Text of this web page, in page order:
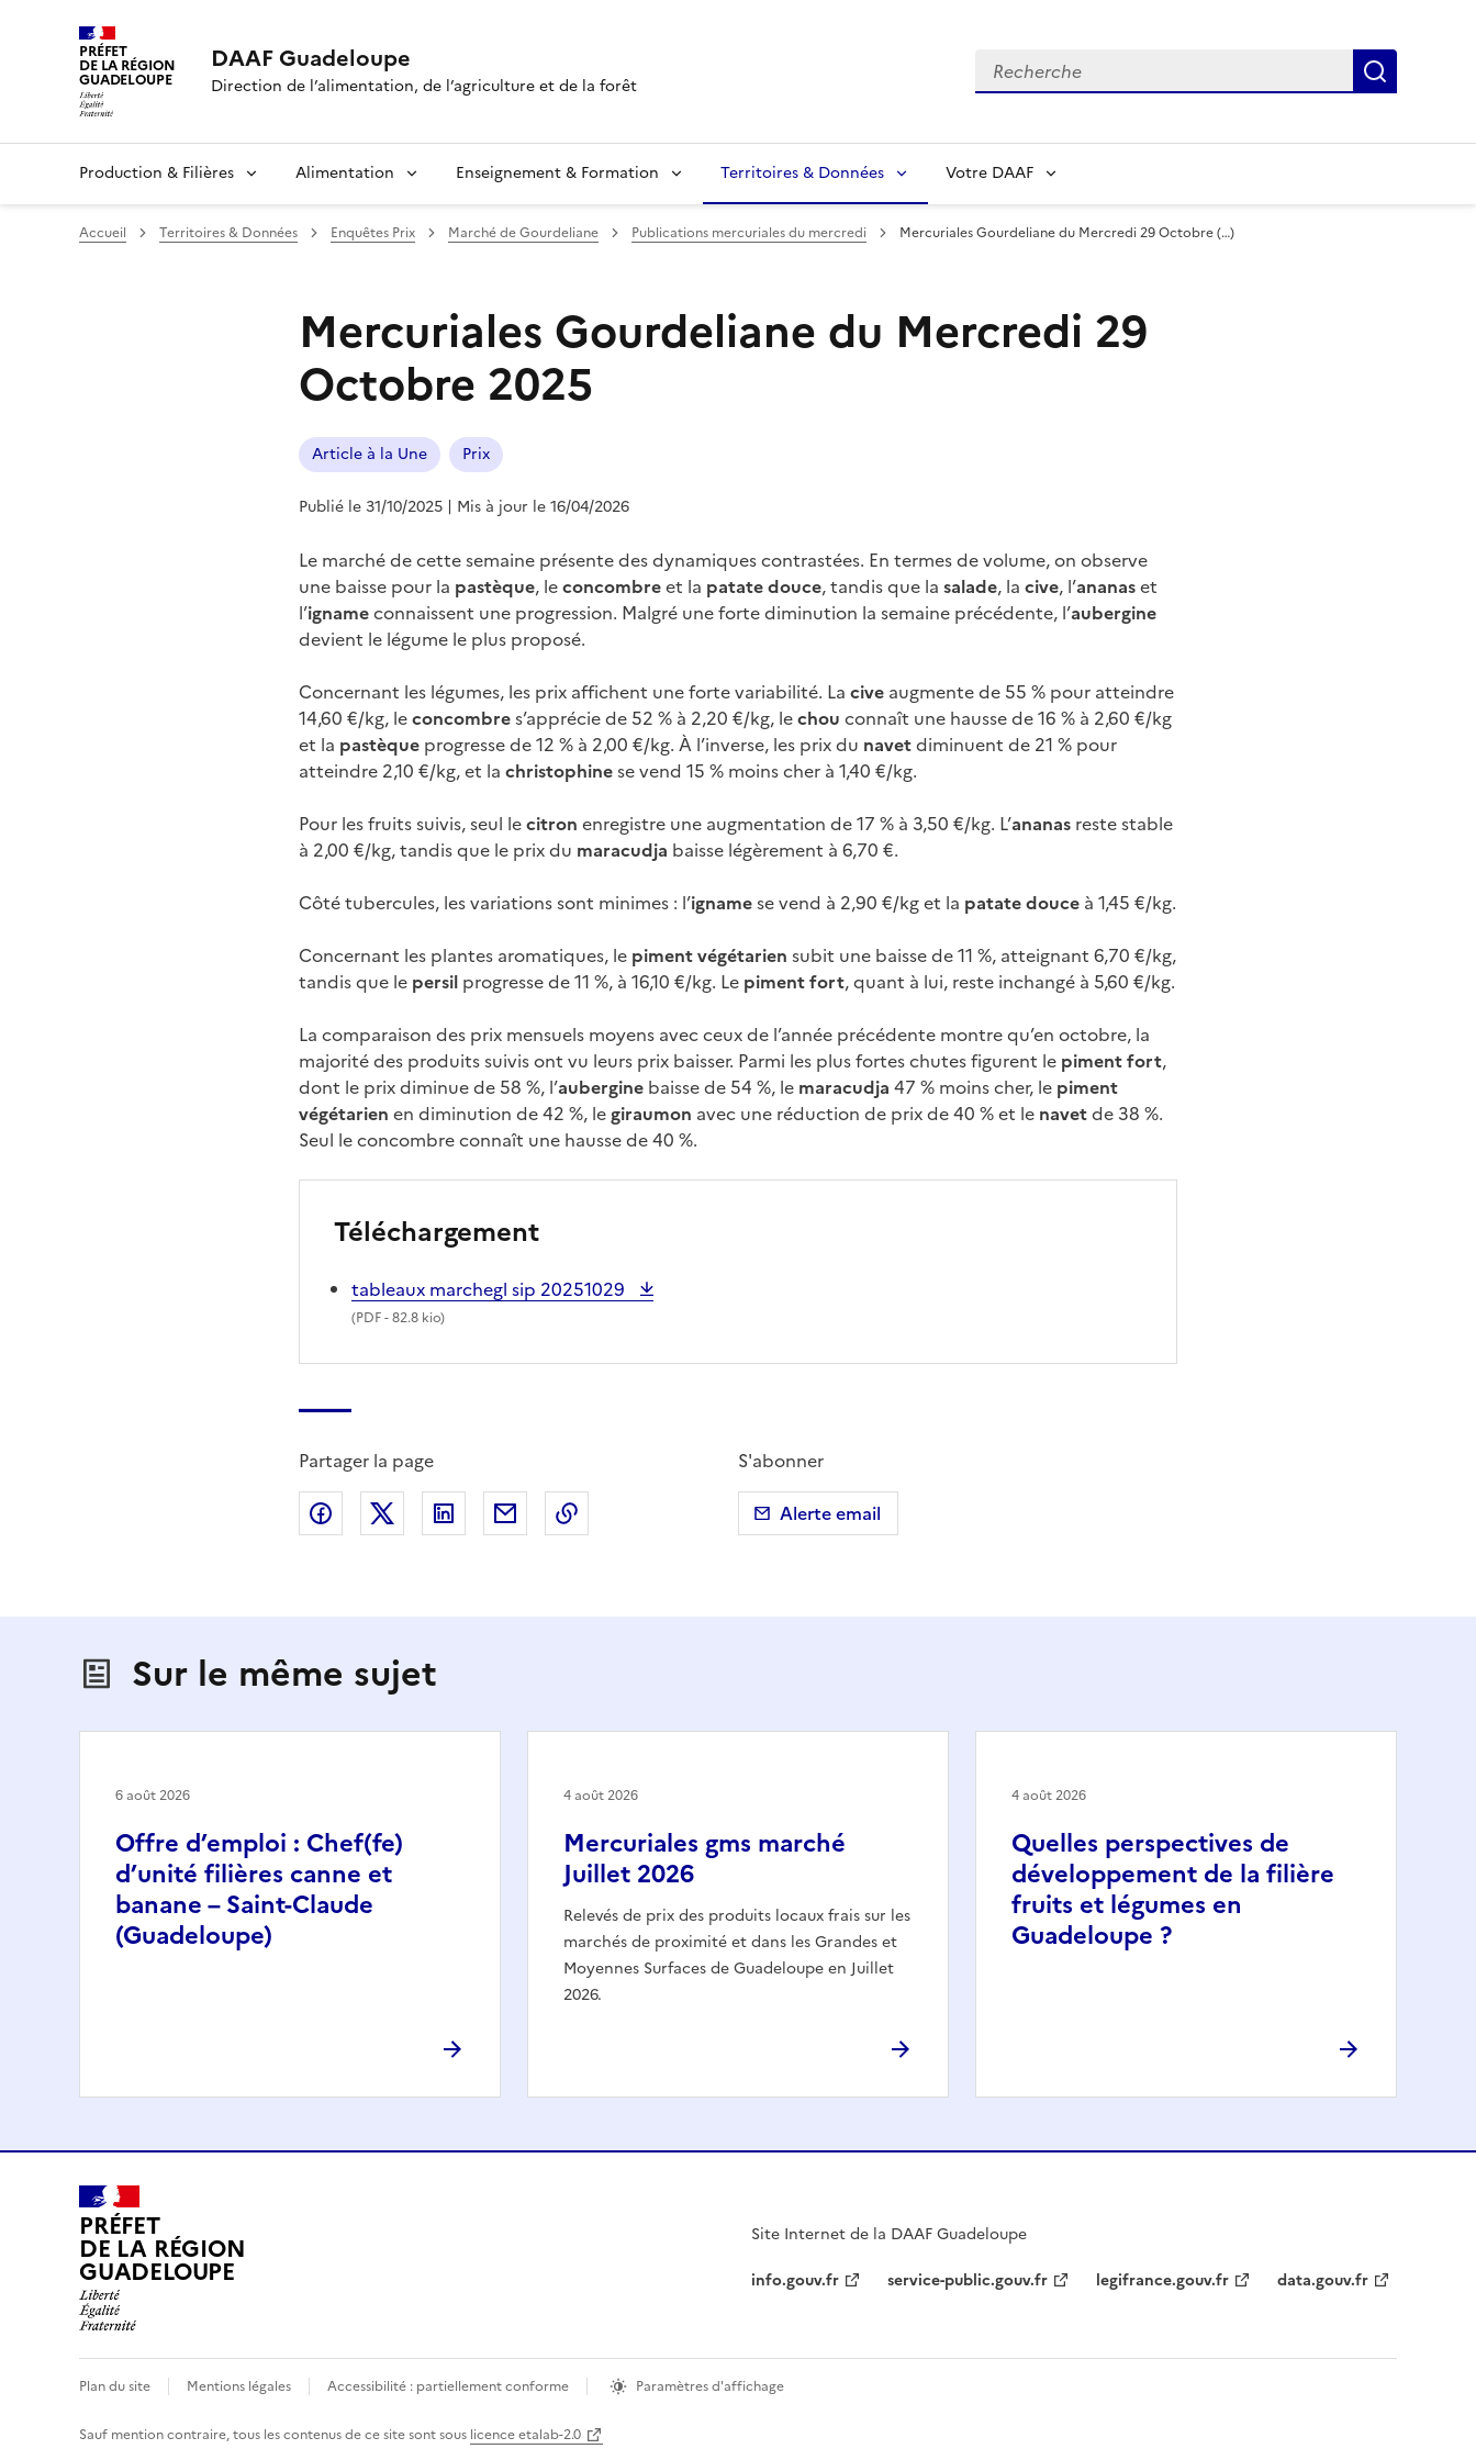
PRÉFET
DE LA RÉGION
GUADELOUPE
DAAF Guadeloupe
Direction de l’alimentation, de l’agriculture et de la forêt
Recherche
Production & Filières Alimentation Enseignement & Formation Territoires & Données Votre DAAF
Accueil Territoires & Données Enquêtes Prix Marché de Gourdeliane Publications mercuriales du mercredi Mercuriales Gourdeliane du Mercredi 29 Octobre (…)
Mercuriales Gourdeliane du Mercredi 29
Octobre 2025
Article à la Une Prix
Publié le 31/10/2025 | Mis à jour le 16/04/2026
Le marché de cette semaine présente des dynamiques contrastées. En termes de volume, on observe
une baisse pour la pastèque, leconcombreet la patate douce, tandis que la salade, la cive, l’ananaset
l’ignameconnaissent une progression. Malgré une forte diminution la semaine précédente, l’aubergine
devient le légume le plus proposé.
Concernant les légumes, les prix affichent une forte variabilité. La cive augmente de 55 % pour atteindre
14,60 €/kg, leconcombres’apprécie de 52 % à 2,20 €/kg, lechou connaît une hausse de 16 % à 2,60 €/kg
et la pastèque progresse de 12 % à 2,00 €/kg. À l’inverse, les prix du navetdiminuent de 21 % pour
atteindre 2,10 €/kg, et la christophinese vend 15 % moins cher à 1,40 €/kg.
Pour les fruits suivis, seul lecitron enregistre une augmentation de 17 % à 3,50 €/kg. L’ananas reste stable
à 2,00 €/kg, tandis que le prix du maracudja baisse légèrement à 6,70 €.
Côté tubercules, les variations sont minimes : l’ignamese vend à 2,90 €/kg et la patate douce à 1,45 €/kg.
Concernant les plantes aromatiques, le piment végétarien subit une baisse de 11 %, atteignant 6,70 €/kg,
tandis que le persil progresse de 11 %, à 16,10 €/kg. Le piment fort, quant à lui, reste inchangé à 5,60 €/kg.
La comparaison des prix mensuels moyens avec ceux de l’année précédente montre qu’en octobre, la
majorité des produits suivis ont vu leurs prix baisser. Parmi les plus fortes chutes figurent le piment fort,
dont le prix diminue de 58 %, l’aubergine baisse de 54 %, le maracudja 47 % moins cher, le piment
végétarien en diminution de 42 %, le giraumon avec une réduction de prix de 40 % et le navetde 38 %.
Seul le concombre connaît une hausse de 40 %.
Téléchargement
tableaux marchegl sip 20251029
(PDF- 82.8 kio)
Partager la page
Partager sur Facebook
Partager sur X (anciennement Twitter)
Partager sur LinkedIn
Partager par emailCopier dans le presse-papier
S'abonner
Alerte email
Sur le même sujet
Offre d’emploi : Chef(fe)
d’unité filières canne et
banane – Saint-Claude
(Guadeloupe)
6 août 2026
Mercuriales gms marché
Juillet 2026
Relevés de prix des produits locaux frais sur les
marchés de proximité et dans les Grandes et
Moyennes Surfaces de Guadeloupe en Juillet
2026.
4 août 2026
Quelles perspectives de
développement de la filière
fruits et légumes en
Guadeloupe ?
4 août 2026
PRÉFET
DE LA RÉGION
GUADELOUPE
Site Internet de la DAAF Guadeloupe
info.gouv.fr
service-public.gouv.fr legifrance.gouv.fr data.gouv.fr
Plan du site Mentions légales Accessibilité : partiellement conforme Paramètres d'affichage
Sauf mention contraire, tous les contenus de ce site sont sous licence etalab-2.0